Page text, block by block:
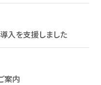
入を支援しました
案内